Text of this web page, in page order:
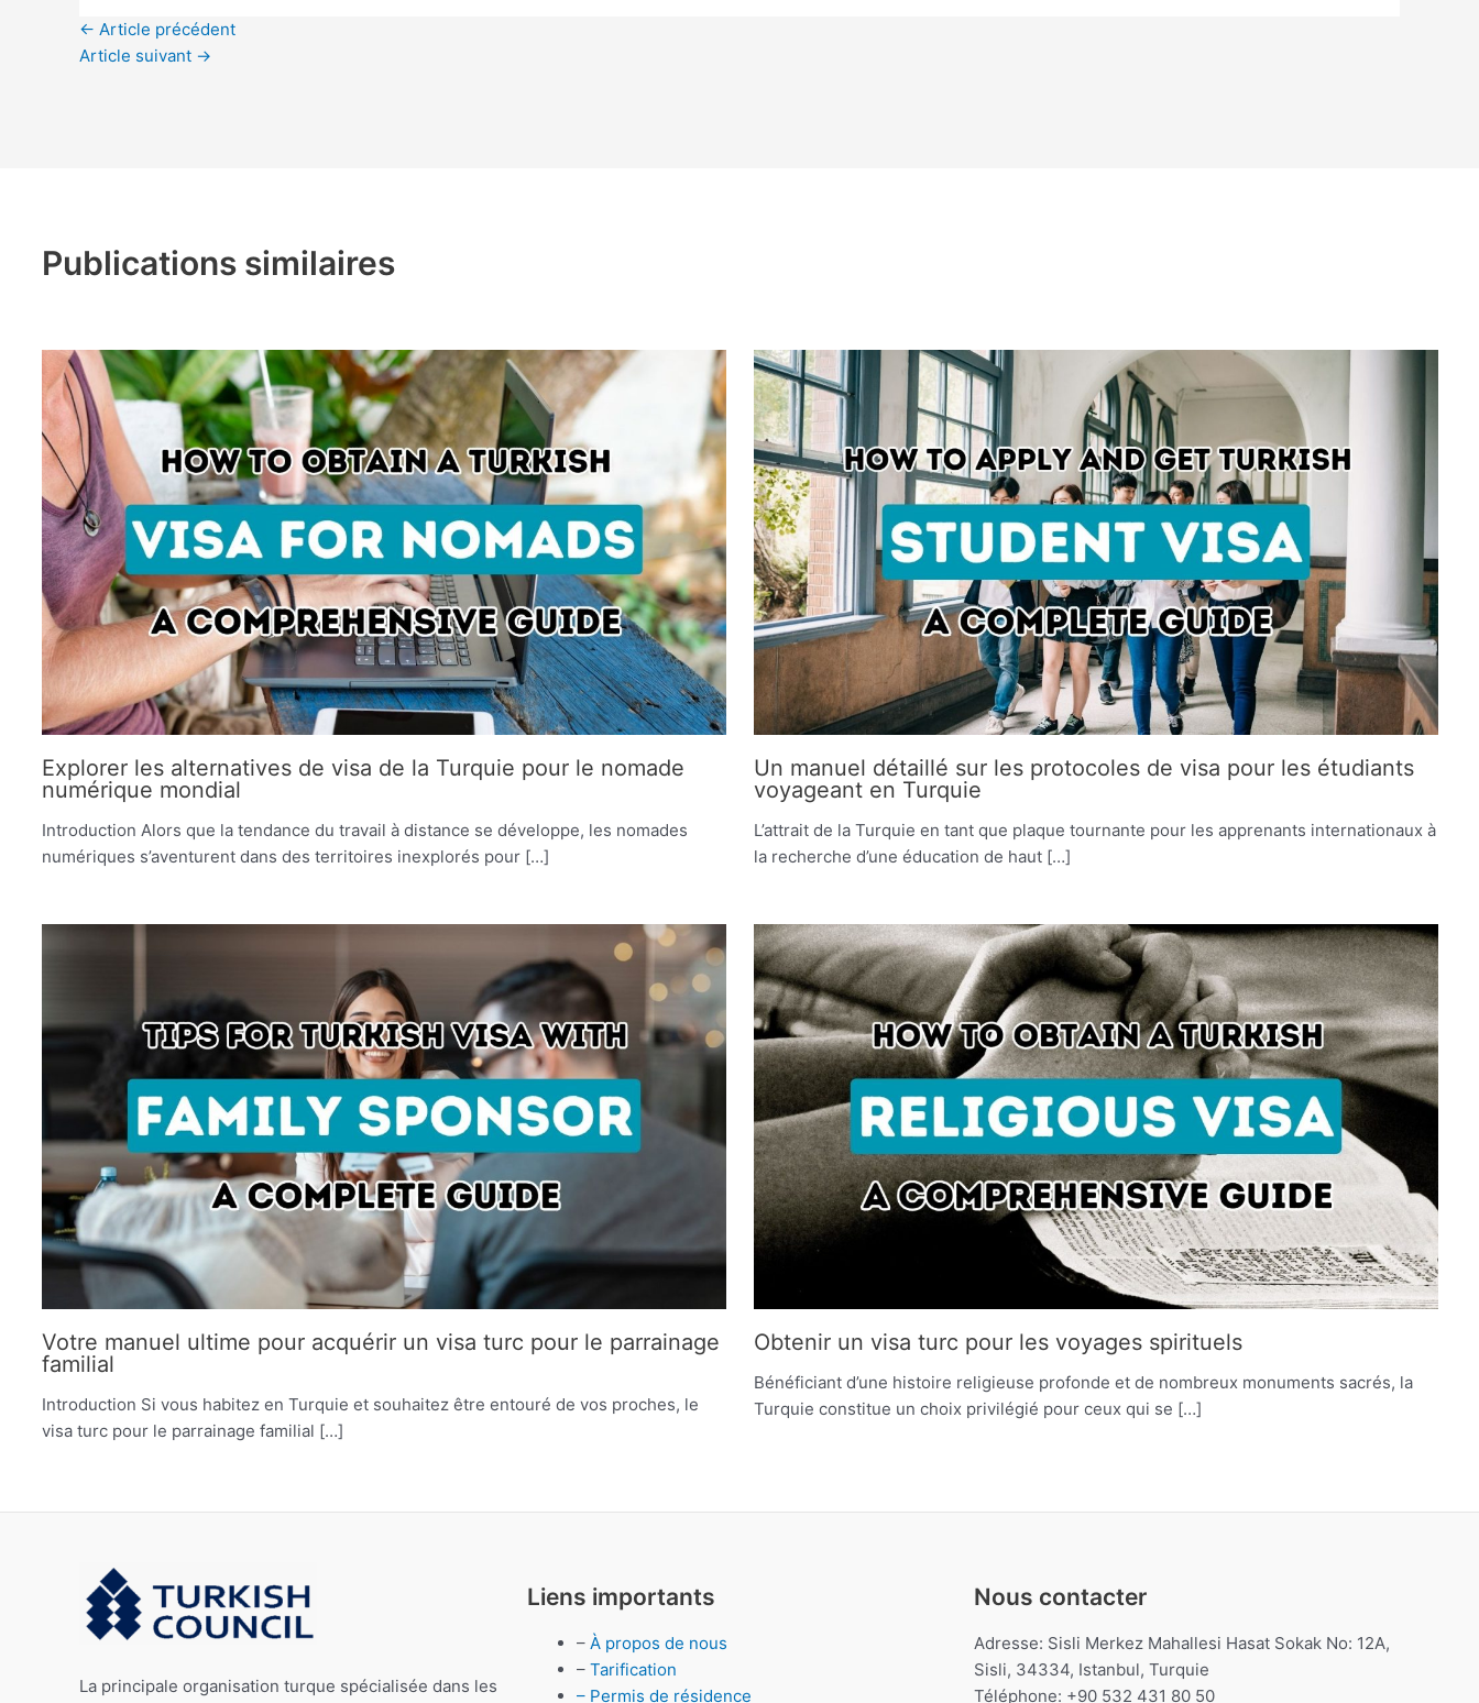
← Article précédent
Article suivant →
Publications similaires
Explorer les alternatives de visa de la Turquie pour le nomade
numérique mondial
Introduction Alors que la tendance du travail à distance se développe, les nomades
numériques s’aventurent dans des territoires inexplorés pour […]
Un manuel détaillé sur les protocoles de visa pour les étudiants
voyageant en Turquie
L’attrait de la Turquie en tant que plaque tournante pour les apprenants internationaux à
la recherche d’une éducation de haut […]
Votre manuel ultime pour acquérir un visa turc pour le parrainage
familial
Introduction Si vous habitez en Turquie et souhaitez être entouré de vos proches, le
visa turc pour le parrainage familial […]
Obtenir un visa turc pour les voyages spirituels
Bénéficiant d’une histoire religieuse profonde et de nombreux monuments sacrés, la
Turquie constitue un choix privilégié pour ceux qui se […]
La principale organisation turque spécialisée dans les
Liens importants
– À propos de nous
– Tarification
– Permis de résidence
Nous contacter
Adresse: Sisli Merkez Mahallesi Hasat Sokak No: 12A,
Sisli, 34334, Istanbul, Turquie
Téléphone: +90 532 431 80 50